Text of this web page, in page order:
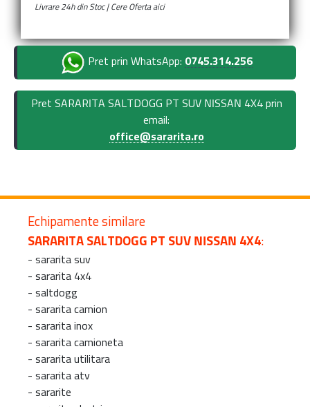
Livrare 24h din Stoc | Cere Oferta aici
Pret prin WhatsApp: 0745.314.256
Pret SARARITA SALTDOGG PT SUV NISSAN 4X4 prin
email:
office@sararita.ro
Echipamente similare
SARARITA SALTDOGG PT SUV NISSAN 4X4:
- sararita suv
- sararita 4x4
- saltdogg
- sararita camion
- sararita inox
- sararita camioneta
- sararita utilitara
- sararita atv
- sararite